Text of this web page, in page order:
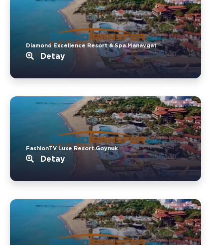
Diamond Excellence Resort & Spa.Manavgat
Detay
FashionTV Luxe Resort.Goynuk
Detay